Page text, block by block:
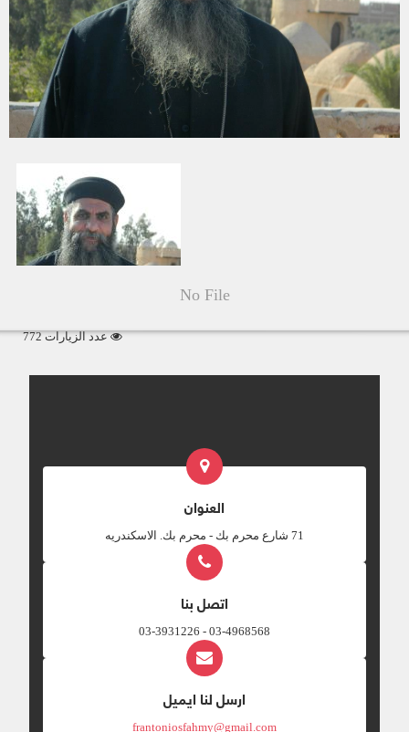
No File
عدد الزيارات 772
العنوان
‎71 شارع محرم بك - محرم بك. الاسكندريه
اتصل بنا
03-4968568 - 03-3931226
ارسل لنا ايميل
frantoniosfahmy@gmail.com